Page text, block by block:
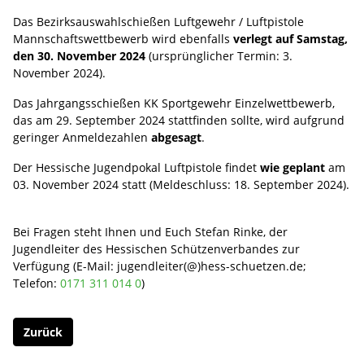
Das Bezirksauswahlschießen Luftgewehr / Luftpistole
Mannschaftswettbewerb wird ebenfalls verlegt auf Samstag,
den 30. November 2024 (ursprünglicher Termin: 3.
November 2024).
Das Jahrgangsschießen KK Sportgewehr Einzelwettbewerb,
das am 29. September 2024 stattfinden sollte, wird aufgrund
geringer Anmeldezahlen abgesagt.
Der Hessische Jugendpokal Luftpistole findet wie geplant am
03. November 2024 statt (Meldeschluss: 18. September 2024).
Bei Fragen steht Ihnen und Euch Stefan Rinke, der
Jugendleiter des Hessischen Schützenverbandes zur
Verfügung (E-Mail: jugendleiter(@)hess-schuetzen.de;
Telefon: 0171 311 014 0)
Zurück